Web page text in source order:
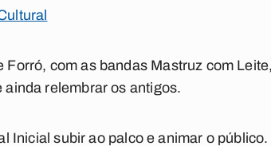
com as bandas Mastruz com
relembrar os antigos.
Inicial subir ao palco e animar o